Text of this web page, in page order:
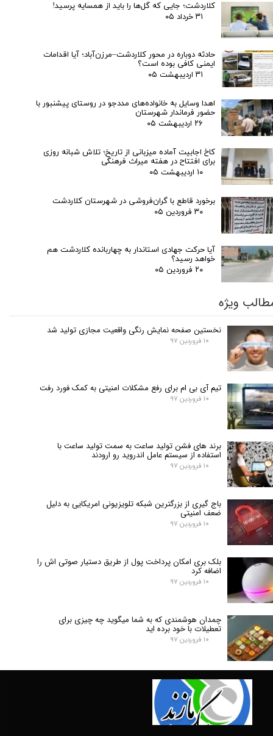
کلاردشت؛ جایی که گل‌ها را باید از همسایه پرسید!
۳۱ خرداد ۰۵
حادثه دوباره در محور کلاردشت–مرزن‌آباد؛ آیا اقدامات
ایمنی کافی بوده است؟
۳۱ اردیبهشت ۰۵
اهدا وسایل به خانواده‌های مددجو در روستای پیشنبور با
حضور فرماندار شهرستان
۲۶ اردیبهشت ۰۵
کاخ اجابیت آماده میزبانی از تاریخ؛ تلاش شبانه روزی
برای افتتاح در هفته میراث فرهنگی
۱۰ اردیبهشت ۰۵
برخورد قاطع با گران‌فروشی در شهرستان کلاردشت
۳۰ فروردین ۰۵
آیا حرکت جهادی استاندار به چهاربانده کلاردشت هم
خواهد رسید؟
۲۰ فروردین ۰۵
ویژه
نخستین صفحه نمایش رنگی واقعیت مجازی تولید شد
۱۰ فروردین ۹۷
تیم آی بی ام برای رفع مشکلات امنیتی به کمک فورد رفت
۱۰ فروردین ۹۷
برند های فشن تولید ساعت به سمت تولید ساعت با
استفاده از سیستم عامل اندروید رو ارودند
۱۰ فروردین ۹۷
باج گیری از بزرگترین شبکه تلویزیونی امریکایی به دلیل
ضعف امنیتی
۱۰ فروردین ۹۷
بلک بری امکان پرداخت پول از طریق دستیار صوتی اش را
اضافه کرد
۱۰ فروردین ۹۷
چمدان هوشمندی که به شما میگوید چه چیزی برای
تعطیلات با خود برده اید
۱۰ فروردین ۹۷